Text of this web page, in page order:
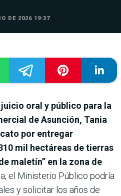
DE 2026 19:37
oral y público para la
de Asunción, Tania
por entregar
mil hectáreas de tierras
maletín” en la zona de
el Ministerio Público podría
y solicitar los años de